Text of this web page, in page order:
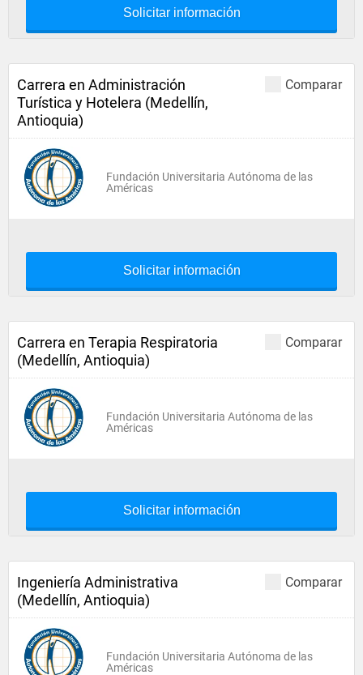
Solicitar información
Comparar
Carrera en Administración
Turística y Hotelera (Medellín,
Antioquia)
Fundación Universitaria Autónoma de las
Américas
Solicitar información
Comparar
Carrera en Terapia Respiratoria
(Medellín, Antioquia)
Fundación Universitaria Autónoma de las
Américas
Solicitar información
Comparar
Ingeniería Administrativa
(Medellín, Antioquia)
Fundación Universitaria Autónoma de las
Américas